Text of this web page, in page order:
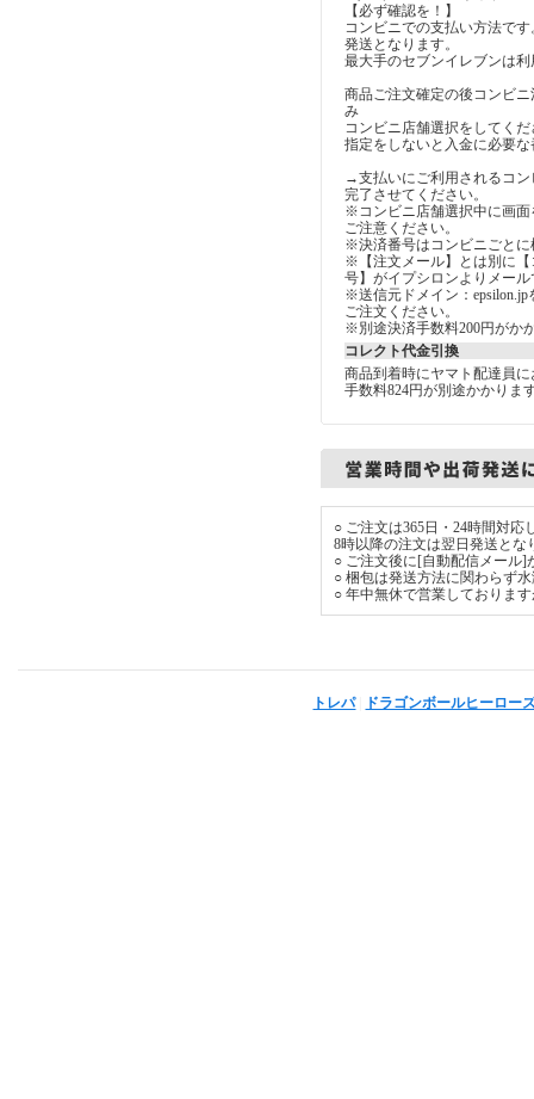
【必ず確認を！】
コンビニでの支払い方法で
発送となります。
最大手のセブンイレブンは
商品ご注文確定の後コンビ
み
コンビニ店舗選択をしてくだ
指定をしないと入金に必要
→支払いにご利用されるコ
完了させてください。
※コンビニ店舗選択中に画
ご注意ください。
※決済番号はコンビニごと
※【注文メール】とは別に
号】がイプシロンよりメー
※送信元ドメイン：
ご注文ください。
※別途決済手数料200円がか
コレクト代金引換
商品到着時にヤマト配達員
手数料824円が別途かかりま
○ ご注文は365日・24時間対
8時以降の注文は翌日発送とな
○ ご注文後に[自動配信メール
○ 梱包は発送方法に関わらず
○ 年中無休で営業しておりま
トレパ| ドラゴンボールヒーロー